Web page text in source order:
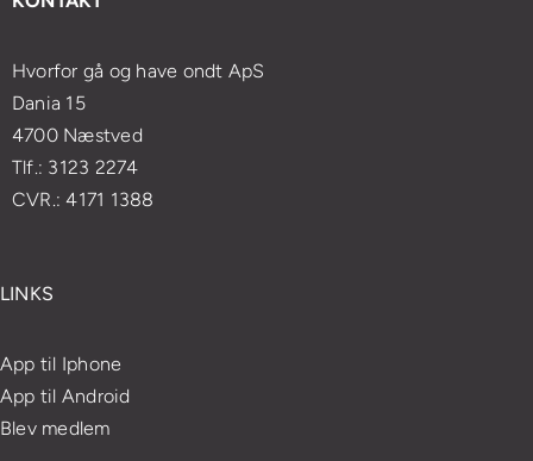
Hvorfor gå og have ondt ApS
Dania 15
4700 Næstved
Tlf.: 3123 2274
CVR.: 4171 1388
LINKS
App til Iphone
App til Android
Blev medlem